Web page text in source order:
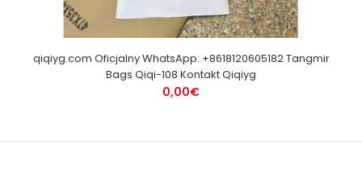
qiqiyg.com Oficjalny WhatsApp: +8618120605182 Tangmir
Bags Qiqi-108 Kontakt Qiqiyg
0,00€